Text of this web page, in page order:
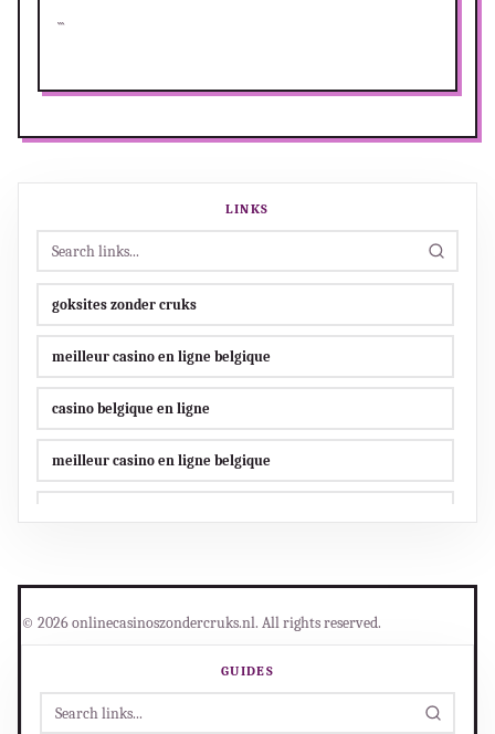
LINKS
goksites zonder cruks
meilleur casino en ligne belgique
casino belgique en ligne
meilleur casino en ligne belgique
online casino zonder cruks
legale bookmakers
```
© 2026 onlinecasinoszondercruks.nl. All rights reserved.
GUIDES